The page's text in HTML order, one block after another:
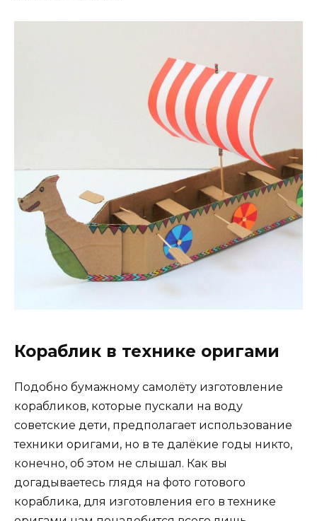
Кораблик в технике оригами
Подобно бумажному самолёту изготовление
корабликов, которые пускали на воду
советские дети, предполагает использование
техники оригами, но в те далёкие годы никто,
конечно, об этом не слышал. Как вы
догадываетесь глядя на фото готового
кораблика, для изготовления его в технике